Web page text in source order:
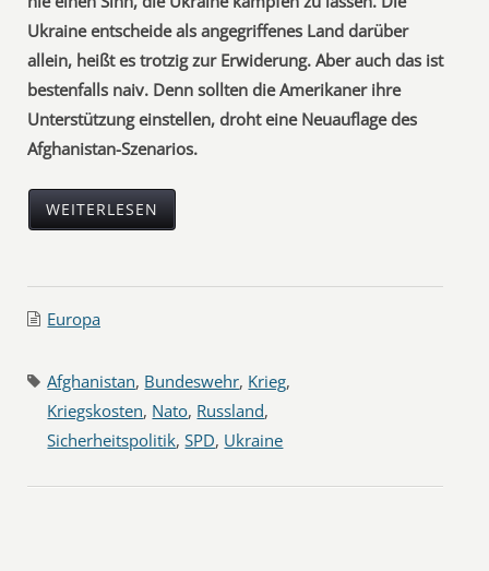
Ukraine entscheide als angegriffenes Land darüber
allein, heißt es trotzig zur Erwiderung. Aber auch das ist
bestenfalls naiv. Denn sollten die Amerikaner ihre
Unterstützung einstellen, droht eine Neuauflage des
Afghanistan-Szenarios.
WEITERLESEN
Europa
Afghanistan, Bundeswehr, Krieg,
Kriegskosten, Nato, Russland,
Sicherheitspolitik,SPD, Ukraine